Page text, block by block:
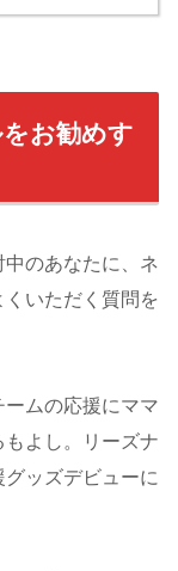
お勧めす
のあなたに、ネ
いただく質問を
ムの応援にママ
よし。リーズナ
ッズデビューに